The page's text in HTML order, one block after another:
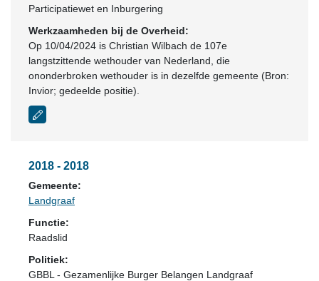
Participatiewet en Inburgering
Werkzaamheden bij de Overheid:
Op 10/04/2024 is Christian Wilbach de 107e
langstzittende wethouder van Nederland, die
ononderbroken wethouder is in dezelfde gemeente (Bron:
Invior; gedeelde positie).
2018 - 2018
Gemeente:
Landgraaf
Functie:
Raadslid
Politiek:
GBBL - Gezamenlijke Burger Belangen Landgraaf